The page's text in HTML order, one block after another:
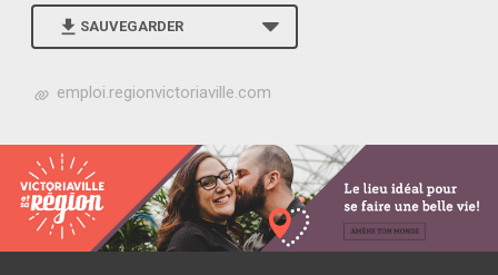
SAUVEGARDER
h
p
s
:
/
/
emploi.regionvictoriaville.com